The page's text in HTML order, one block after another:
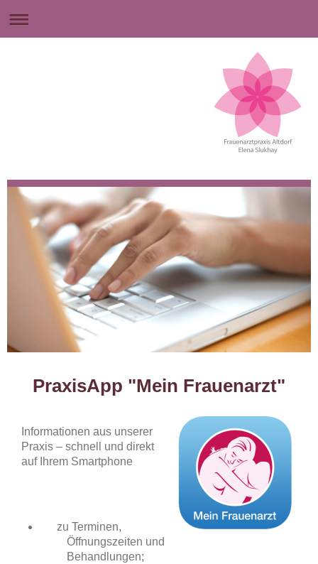
PraxisApp "Mein Frauenarzt"
Informationen aus unserer
Praxis – schnell und direkt
auf Ihrem Smartphone
zu Terminen,
Öffnungszeiten und
Behandlungen;